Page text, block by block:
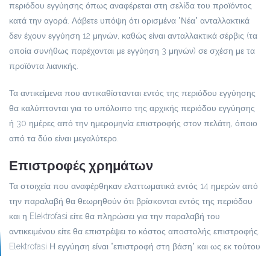
περιόδου εγγύησης όπως αναφέρεται στη σελίδα του προϊόντος
κατά την αγορά. Λάβετε υπόψη ότι ορισμένα "Νέα" ανταλλακτικά
δεν έχουν εγγύηση 12 μηνών, καθώς είναι ανταλλακτικά σέρβις (τα
οποία συνήθως παρέχονται με εγγύηση 3 μηνών) σε σχέση με τα
προϊόντα λιανικής.
Τα αντικείμενα που αντικαθίστανται εντός της περιόδου εγγύησης
θα καλύπτονται για το υπόλοιπο της αρχικής περιόδου εγγύησης
ή 30 ημέρες από την ημερομηνία επιστροφής στον πελάτη, όποιο
από τα δύο είναι μεγαλύτερο.
Επιστροφές χρημάτων
Τα στοιχεία που αναφέρθηκαν ελαττωματικά εντός 14 ημερών από
την παραλαβή θα θεωρηθούν ότι βρίσκονται εντός της περιόδου
και η Elektrofasi είτε θα πληρώσει για την παραλαβή του
αντικειμένου είτε θα επιστρέψει το κόστος αποστολής επιστροφής.
Elektrofasi Η εγγύηση είναι "επιστροφή στη βάση" και ως εκ τούτου